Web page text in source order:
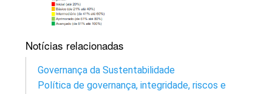
Notícias relacionadas
Governança da Sustentabilidade
Política de governança, integridade, riscos e